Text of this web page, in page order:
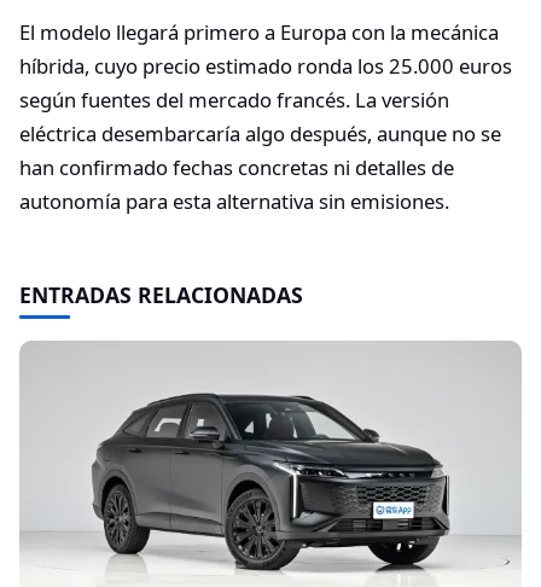
El modelo llegará primero a Europa con la mecánica
híbrida, cuyo precio estimado ronda los 25.000 euros
según fuentes del mercado francés. La versión
eléctrica desembarcaría algo después, aunque no se
han confirmado fechas concretas ni detalles de
autonomía para esta alternativa sin emisiones.
ENTRADAS RELACIONADAS